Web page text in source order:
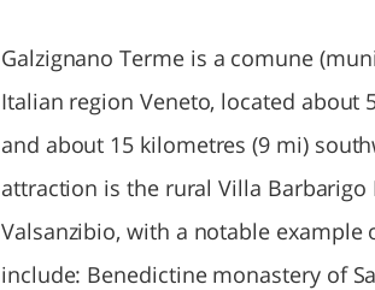
Galzignano Terme is a comune
Italian region Veneto, located about
and about 15 kilometres (9 mi)
attraction is the rural Villa
Valsanzibio, with a notable
include: Benedictine monastery of